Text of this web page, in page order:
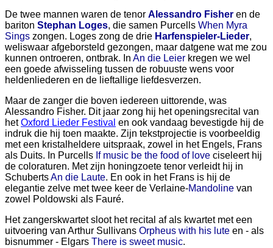
De twee mannen waren de tenor Alessandro Fisher en de
bariton Stephan Loges, die samen Purcells When Myra
Sings zongen. Loges zong de drie Harfenspieler-Lieder,
weliswaar afgeborsteld gezongen, maar datgene wat me zou
kunnen ontroeren, ontbrak. In An die Leier kregen we wel
een goede afwisseling tussen de robuuste wens voor
heldenliederen en de lieftallige liefdesverzen.
Maar de zanger die boven iedereen uittorende, was
Alessandro Fisher. Dit jaar zong hij het openingsrecital van
hetOxford Lieder Festival en ook vandaag bevestigde hij de
indruk die hij toen maakte. Zijn tekstprojectie is voorbeeldig
met een kristalheldere uitspraak, zowel in het Engels, Frans
als Duits. In Purcells If music be the food of love ciseleert hij
de coloraturen. Met zijn honingzoete tenor verleidt hij in
SchubertsAn die Laute. En ook in het Frans is hij de
elegantie zelve met twee keer de Verlaine-Mandoline van
zowel Poldowski als Fauré.
Het zangerskwartet sloot het recital af als kwartet met een
uitvoering van Arthur Sullivans Orpheus with his lute en - als
bisnummer - Elgars There is sweet music.